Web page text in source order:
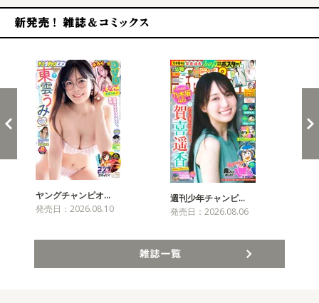
ヤングチャンピオ…
発売日：2026.08.10
週刊少年チャンピ…
発売日：2026.08.06